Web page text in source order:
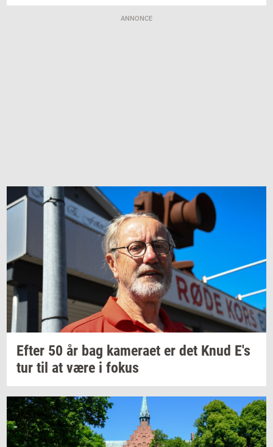
ANNONCE
Efter 50 år bag ka­me­ra­et er det Knud E's
tur til at være i fokus